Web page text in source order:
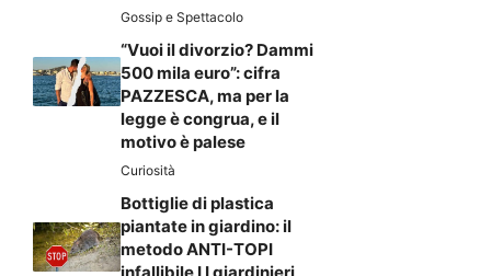
Gossip e Spettacolo
“Vuoi il divorzio? Dammi
500 mila euro”: cifra
PAZZESCA, ma per la
legge è congrua, e il
motivo è palese
Curiosità
Bottiglie di plastica
piantate in giardino: il
metodo ANTI-TOPI